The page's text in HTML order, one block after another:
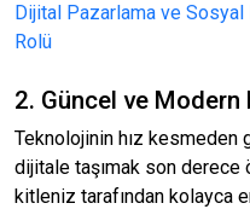
Dijital Pazarlama ve
Rolü
2. Güncel ve
Teknolojinin hız
dijitale taşımak son
kitleniz tarafından kolayca